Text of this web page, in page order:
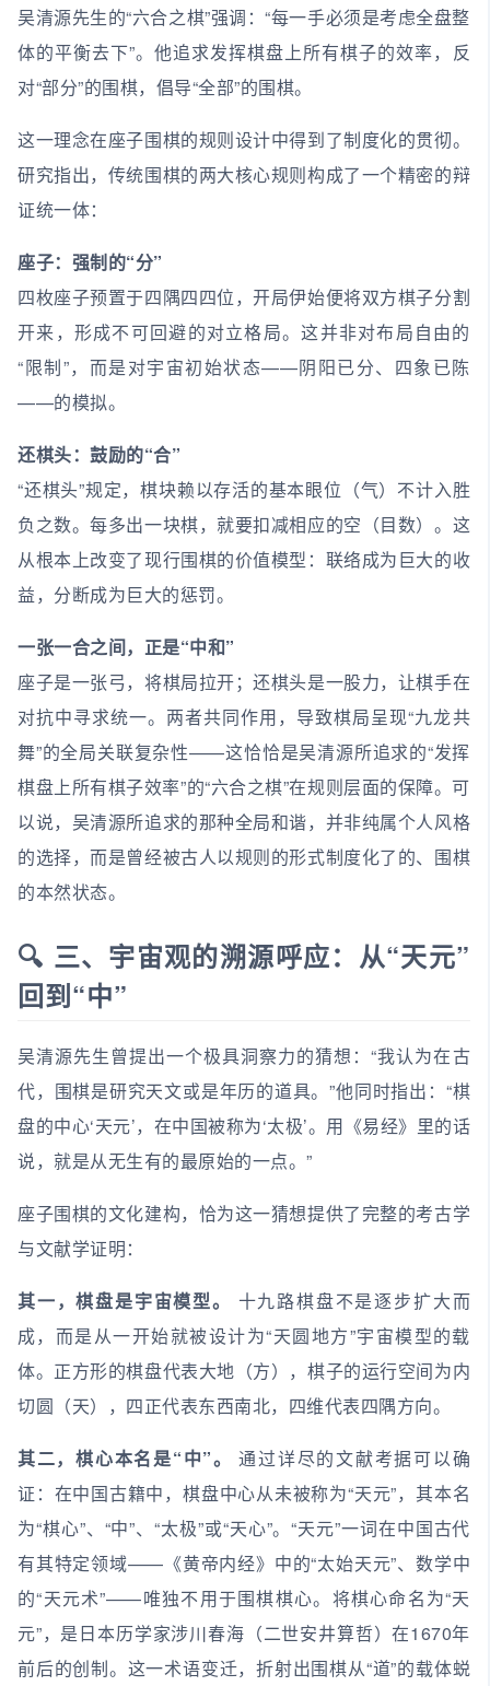
吴清源先生的“六合之棋”强调：“每一手必须是考虑全盘整
体的平衡去下”。他追求发挥棋盘上所有棋子的效率，反
对“部分”的围棋，倡导“全部”的围棋。
这一理念在座子围棋的规则设计中得到了制度化的贯彻。
研究指出，传统围棋的两大核心规则构成了一个精密的辩
证统一体：
座子：强制的“分”
四枚座子预置于四隅四四位，开局伊始便将双方棋子分割
开来，形成不可回避的对立格局。这并非对布局自由的
“限制”，而是对宇宙初始状态——阴阳已分、四象已陈
——的模拟。
还棋头：鼓励的“合”
“还棋头”规定，棋块赖以存活的基本眼位（气）不计入胜
负之数。每多出一块棋，就要扣减相应的空（目数）。这
从根本上改变了现行围棋的价值模型：联络成为巨大的收
益，分断成为巨大的惩罚。
一张一合之间，正是“中和”
座子是一张弓，将棋局拉开；还棋头是一股力，让棋手在
对抗中寻求统一。两者共同作用，导致棋局呈现“九龙共
舞”的全局关联复杂性——这恰恰是吴清源所追求的“发挥
棋盘上所有棋子效率”的“六合之棋”在规则层面的保障。可
以说，吴清源所追求的那种全局和谐，并非纯属个人风格
的选择，而是曾经被古人以规则的形式制度化了的、围棋
的本然状态。
🔍 三、宇宙观的溯源呼应：从“天元”
回到“中”
吴清源先生曾提出一个极具洞察力的猜想：“我认为在古
代，围棋是研究天文或是年历的道具。”他同时指出：“棋
盘的中心‘天元’，在中国被称为‘太极’。用《易经》里的话
说，就是从无生有的最原始的一点。”
座子围棋的文化建构，恰为这一猜想提供了完整的考古学
与文献学证明：
其一，棋盘是宇宙模型。
十九路棋盘不是逐步扩大而
成，而是从一开始就被设计为“天圆地方”宇宙模型的载
体。正方形的棋盘代表大地（方），棋子的运行空间为内
切圆（天），四正代表东西南北，四维代表四隅方向。
其二，棋心本名是“中”。
通过详尽的文献考据可以确
证：在中国古籍中，棋盘中心从未被称为“天元”，其本名
为“棋心”、“中”、“太极”或“天心”。“天元”一词在中国古代
有其特定领域——《黄帝内经》中的“太始天元”、数学中
的“天元术”——唯独不用于围棋棋心。将棋心命名为“天
元”，是日本历学家涉川春海（二世安井算哲）在1670年
前后的创制。这一术语变迁，折射出围棋从“道”的载体蜕